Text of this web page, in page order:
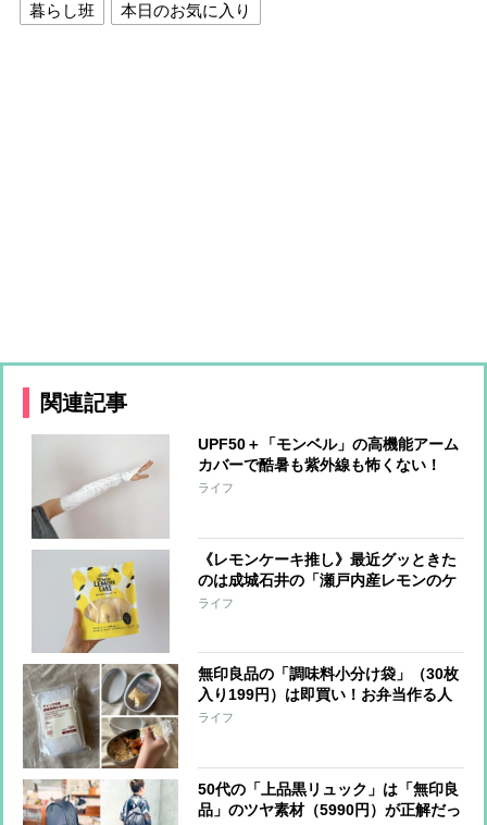
暮らし班
本日のお気に入り
関連記事
UPF50＋「モンベル」の高機能アーム
カバーで酷暑も紫外線も怖くない！
【本日のお気に入り】
ライフ
《レモンケーキ推し》最近グッときた
のは成城石井の「瀬戸内産レモンのケ
ーキ」（3個862円）【本日のお気に入
ライフ
無印良品の「調味料小分け袋」（30枚
入り199円）は即買い！お弁当作る人
はみんな買ってほしい【本日のお気に
ライフ
50代の「上品黒リュック」は「無印良
品」のツヤ素材（5990円）が正解だっ